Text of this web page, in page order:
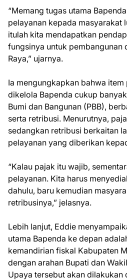
“Memang tugas utama
pelayanan kepada masyarakat
itulah kita mendapatkan
fungsinya untuk pembangunan
Raya,” ujarnya.
Ia mengungkapkan bahwa
dikelola Bapenda cukup
Bumi dan Bangunan (PBB),
serta retribusi. Menurutnya,
sedangkan retribusi berkaitan
pelayanan yang diberikan
“Kalau pajak itu wajib,
pelayanan. Kita harus
dahulu, baru kemudian
retribusinya,” jelasnya.
Lebih lanjut, Eddie
utama Bapenda ke depan
kemandirian fiskal Kabupaten
dengan arahan Bupati dan
Upaya tersebut akan dilakukan